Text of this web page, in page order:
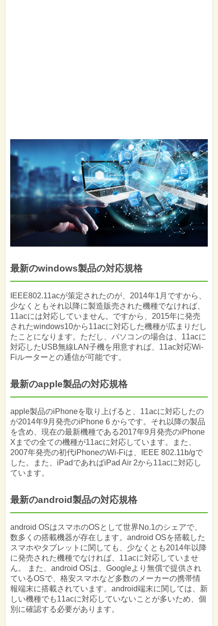
最新のwindows製品の対応規格
IEEE802.11acが策定されたのが、2014年1月ですから、
少なくともそれ以降に製造販売された機種でなければ、
11acには対応していません。ですから、2015年に発売
されたwindows10から11acに対応した機種が広まりだし
たことになります。ただし、パソコンの場合は、11acに
対応したUSB無線LAN子機を用意すれば、11ac対応Wi-
Fiルーターとの通信が可能です。
最新のapple製品の対応規格
apple製品のiPhoneを取り上げると、11acに対応したの
が2014年9月発売のiPhone 6 からです。それ以降の製品
を含め、現在の最新機種である2017年9月発売のiPhone
Xまでの全ての機種が11acに対応しています。また、
2007年発売の初代iPhoneのWi-Fiは、IEEE 802.11b/gで
した。また、iPadであればiPad Air 2から11acに対応し
ています。
最新のandroid製品の対応規格
android OSはスマホのOSとして世界No.1のシェアで、
数多くの搭載機器が存在します。android OSを搭載した
スマホやタブレットに関しても、少なくとも2014年以降
に発売された機種でなければ、11acに対応していませ
ん。 また、android OSは、Googleより無償で提供され
ているOSで、格安スマホなど多数のメーカーの携帯情
報端末に搭載されています。android端末に関しては、新
しい機種でも11acに対応していないことが多いため、個
別に確認する必要があります。